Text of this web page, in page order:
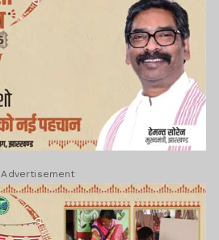
Advertisement